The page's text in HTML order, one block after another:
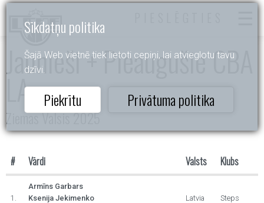
Sīkdatņu politika
Šajā Web vietnē tiek lietoti cepiņi, lai atvieglotu tavu
dzīvi.
Piekrītu Privātuma politika
Jaunieši + Pieaugušie CBA
LA
Ziemas Valsis 2025
# Vārdi Valsts Klubs
1.
Armīns Garbars
Ksenija Jekimenko
Latvia Steps